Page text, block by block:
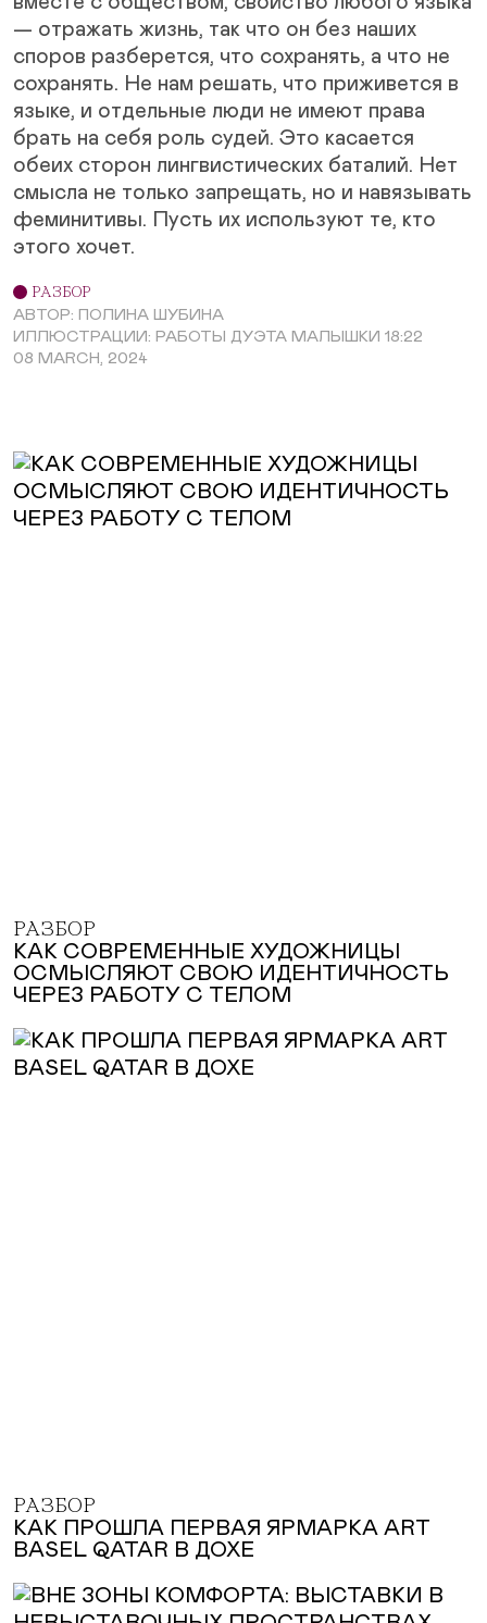
— отражать жизнь, так что он без наших
споров разберется, что сохранять, а что не
сохранять. Не нам решать, что приживется в
языке, и отдельные люди не имеют права
брать на себя роль судей. Это касается
обеих сторон лингвистических баталий. Нет
смысла не только запрещать, но и навязывать
феминитивы. Пусть их используют те, кто
этого хочет.
РАЗБОР
АВТОР: ПОЛИНА ШУБИНА
ИЛЛЮСТРАЦИИ: РАБОТЫ ДУЭТА МАЛЫШКИ 18:22
08 MARCH, 2024
РАЗБОР
КАК СОВРЕМЕННЫЕ ХУДОЖНИЦЫ
ОСМЫСЛЯЮТ СВОЮ ИДЕНТИЧНОСТЬ
ЧЕРЕЗ РАБОТУ С ТЕЛОМ
РАЗБОР
КАК ПРОШЛА ПЕРВАЯ ЯРМАРКА ART
BASEL QATAR В ДОХЕ